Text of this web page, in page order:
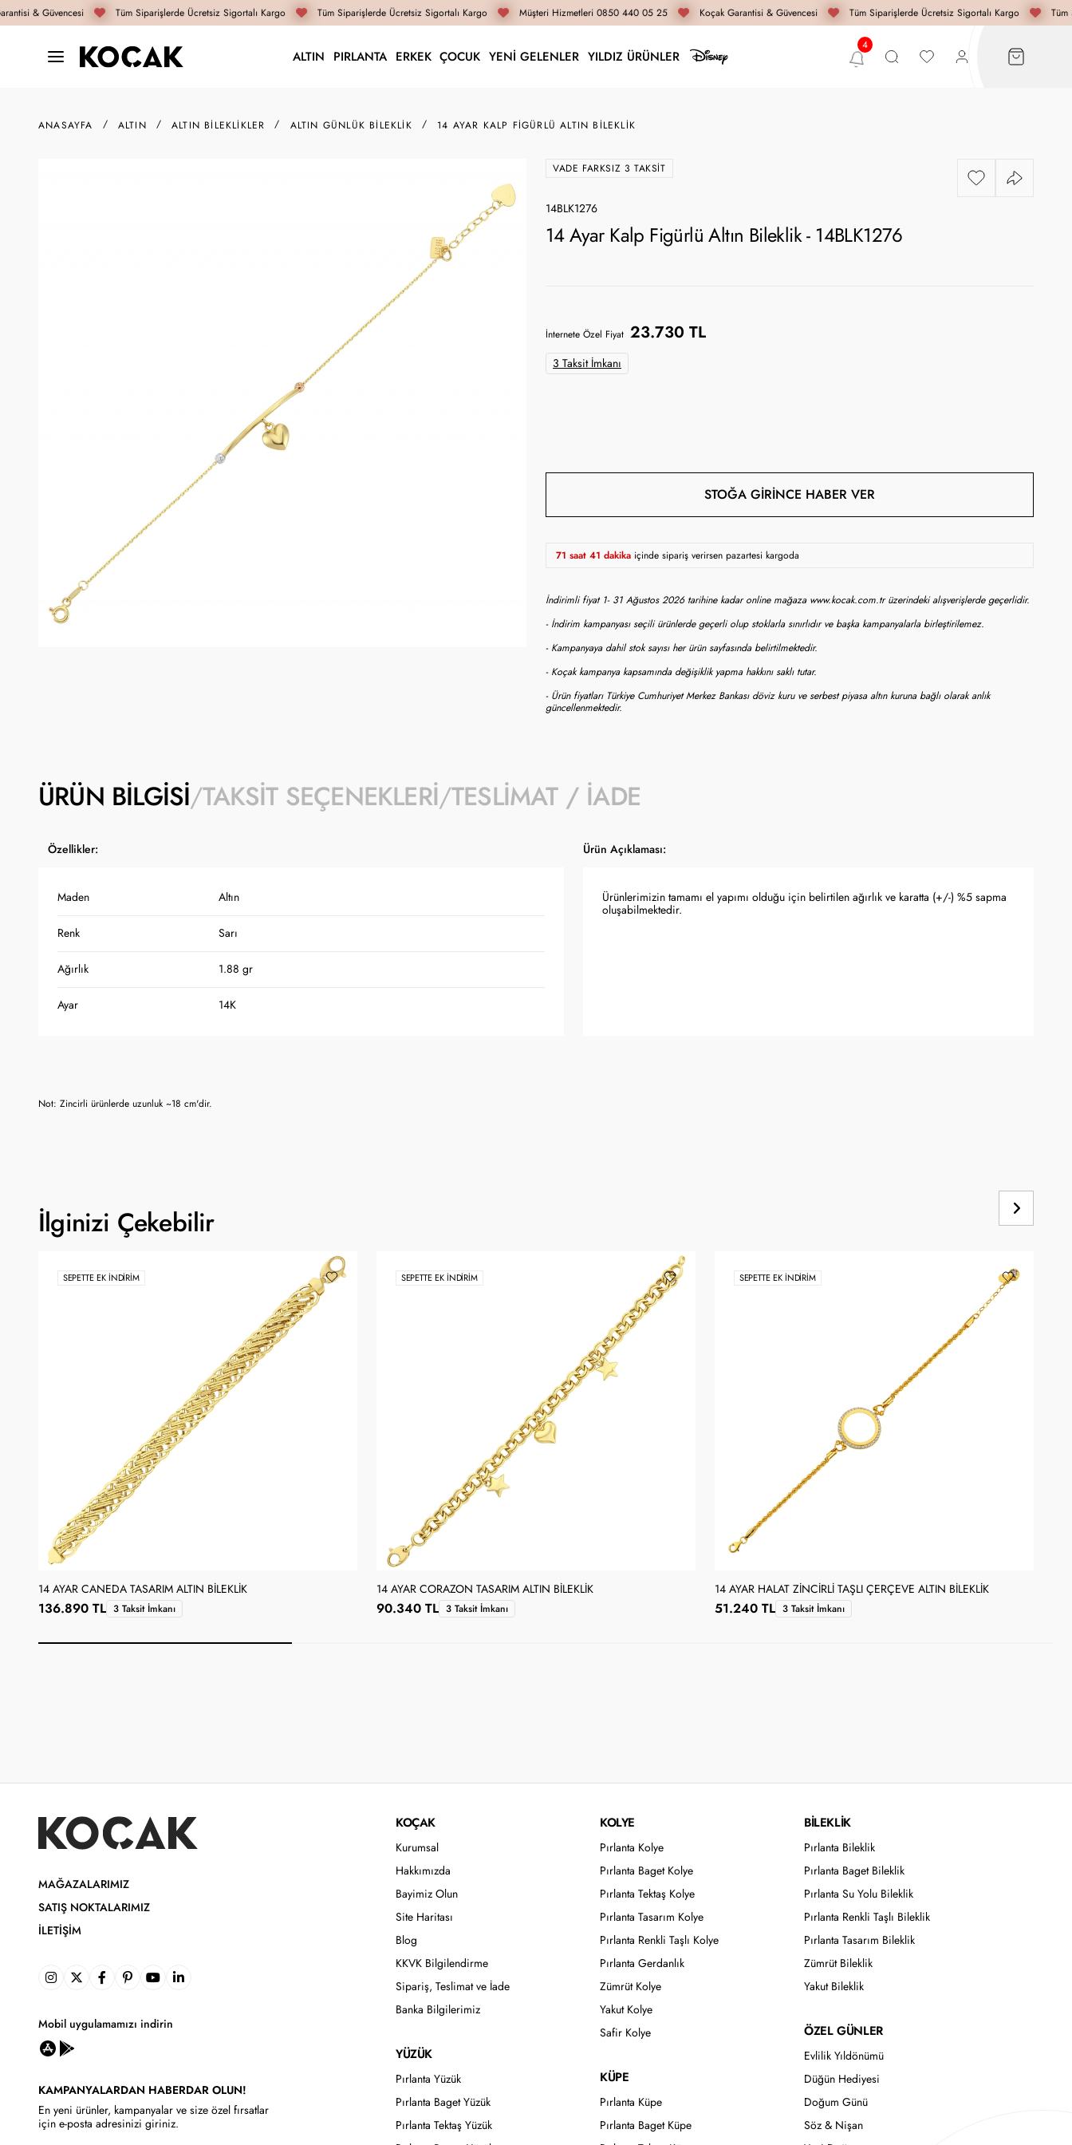
& Güvencesi Tüm Siparişlerde Ücretsiz Sigortalı Kargo Tüm Siparişlerde Ücretsiz Sigortalı Kargo Müşteri Hizmetleri 0850 440 05 25 Koçak Garantisi & Güvencesi Tüm Siparişlerde Ücretsiz Sigortalı Kargo Tüm
ALTIN PIRLANTA ERKEK ÇOCUK YENİ GELENLER YILDIZ ÜRÜNLER
ANASAYFA ALTIN ALTIN BILEKLIKLER ALTIN GÜNLÜK BILEKLIK 14 AYAR KALP FIGÜRLÜ ALTIN BILEKLIK
VADE FARKSIZ 3 TAKSIT
14BLK1276
14 Ayar Kalp Figürlü Altın Bileklik - 14BLK1276
İnternete Özel Fiyat 23.730 TL
3 Taksit İmkanı
STOĞA GIRINCE HABER VER
71 saat 41 dakika içinde sipariş verirsen pazartesi kargoda
İndirimli fiyat 1- 31 Ağustos 2026 tarihine kadar online mağaza www.kocak.com.tr üzerindeki alışverişlerde geçerlidir.
- İndirim kampanyası seçili ürünlerde geçerli olup stoklarla sınırlıdır ve başka kampanyalarla birleştirilemez.
- Kampanyaya dahil stok sayısı her ürün sayfasında belirtilmektedir.
- Koçak kampanya kapsamında değişiklik yapma hakkını saklı tutar.
- Ürün fiyatları Türkiye Cumhuriyet Merkez Bankası döviz kuru ve serbest piyasa altın kuruna bağlı olarak anlık
güncellenmektedir.
ÜRÜN BILGISI TAKSIT SEÇENEKLERI TESLIMAT / İADE
Özellikler: Ürün Açıklaması:
Maden Altın
Renk Sarı
Ağırlık 1.88 gr
Ayar 14K
Ürünlerimizin tamamı el yapımı olduğu için belirtilen ağırlık ve karatta (+/-) %5 sapma
oluşabilmektedir.
Not: Zincirli ürünlerde uzunluk ~18 cm'dir.
İlginizi Çekebilir
SEPETTE EK İNDIRIM
14 AYAR CANEDA TASARIM ALTIN BILEKLIK
136.890 TL 3 Taksit İmkanı
SEPETTE EK İNDIRIM
14 AYAR CORAZON TASARIM ALTIN BILEKLIK
90.340 TL 3 Taksit İmkanı
SEPETTE EK İNDIRIM
14 AYAR HALAT ZINCIRLI TAŞLI ÇERÇEVE ALTIN BILEKLIK
51.240 TL 3 Taksit İmkanı
MAĞAZALARIMIZ
SATIŞ NOKTALARIMIZ
İLETIŞIM
Mobil uygulamamızı indirin
KAMPANYALARDAN HABERDAR OLUN!
En yeni ürünler, kampanyalar ve size özel fırsatlar
için e-posta adresinizi giriniz.
KOÇAK
Kurumsal
Hakkımızda
Bayimiz Olun
Site Haritası
Blog
KKVK Bilgilendirme
Sipariş, Teslimat ve İade
Banka Bilgilerimiz
YÜZÜK
Pırlanta Yüzük
Pırlanta Baget Yüzük
Pırlanta Tektaş Yüzük
KOLYE
Pırlanta Kolye
Pırlanta Baget Kolye
Pırlanta Tektaş Kolye
Pırlanta Tasarım Kolye
Pırlanta Renkli Taşlı Kolye
Pırlanta Gerdanlık
Zümrüt Kolye
Yakut Kolye
Safir Kolye
KÜPE
Pırlanta Küpe
Pırlanta Baget Küpe
BİLEKLİK
Pırlanta Bileklik
Pırlanta Baget Bileklik
Pırlanta Su Yolu Bileklik
Pırlanta Renkli Taşlı Bileklik
Pırlanta Tasarım Bileklik
Zümrüt Bileklik
Yakut Bileklik
ÖZEL GÜNLER
Evlilik Yıldönümü
Düğün Hediyesi
Doğum Günü
Söz & Nişan